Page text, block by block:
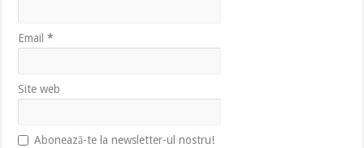
Email*
Site web
Abonează-te la newsletter-ul nostru!